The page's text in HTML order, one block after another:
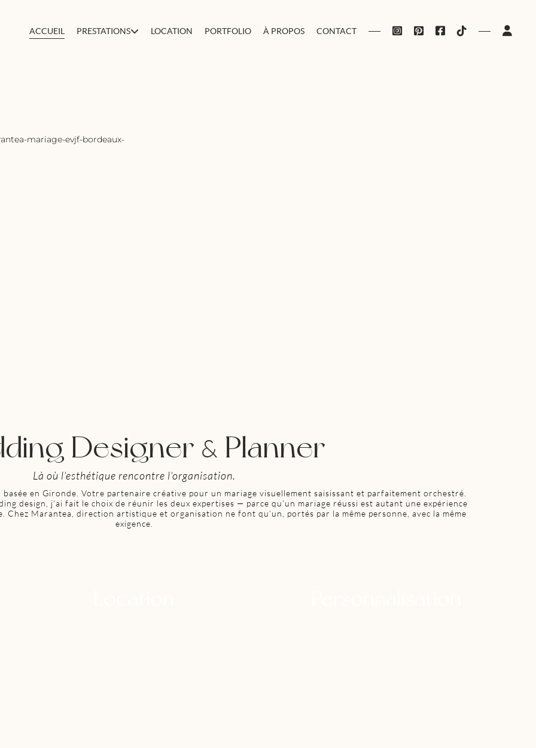
ACCUEIL PRESTATIONS LOCATION PORTFOLIO À PROPOS CONTACT
Designer & Planner
Là où l’esthétique rencontre l’organisation.
en Gironde. Votre partenaire créative pour un mariage visuellement saisissant et parfaitement orchestré.
design, j’ai fait le choix de réunir les deux expertises — parce qu’un mariage réussi est autant une expérience
Chez Marantea, direction artistique et organisation ne font qu’un, portés par la même personne, avec la même
exigence.